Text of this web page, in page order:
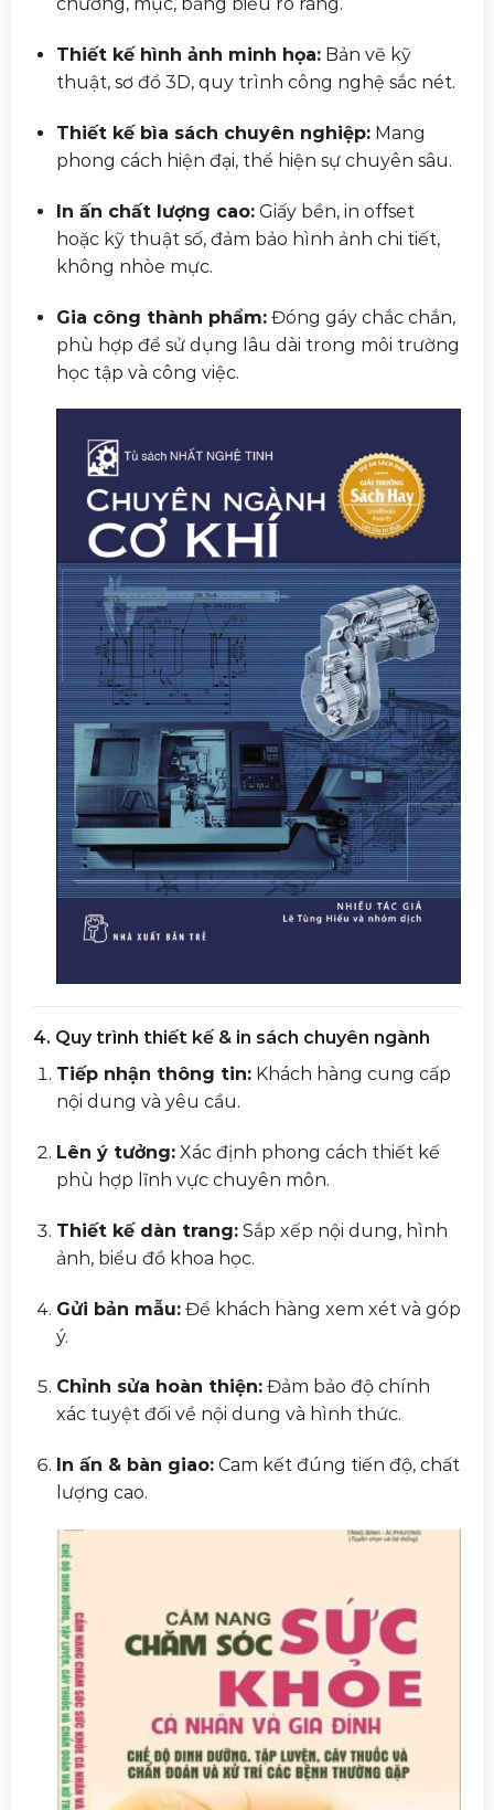
chương, mục, bảng biểu rõ ràng.
Thiết kế hình ảnh minh họa:Bản vẽ kỹ
thuật, sơ đồ 3D, quy trình công nghệ sắc nét.
Thiết kế bìa sách chuyên nghiệp:Mang
phong cách hiện đại, thể hiện sự chuyên sâu.
In ấn chất lượng cao:Giấy bền, in offset
hoặc kỹ thuật số, đảm bảo hình ảnh chi tiết,
không nhòe mực.
Gia công thành phẩm:Đóng gáy chắc chắn,
phù hợp để sử dụng lâu dài trong môi trường
học tập và công việc.
4. Quy trình thiết kế & in sách chuyên ngành
Tiếp nhận thông tin:Khách hàng cung cấp
nội dung và yêu cầu.
Lên ý tưởng:Xác định phong cách thiết kế
phù hợp lĩnh vực chuyên môn.
Thiết kế dàn trang:Sắp xếp nội dung, hình
ảnh, biểu đồ khoa học.
Gửi bản mẫu:Để khách hàng xem xét và góp
ý.
Chỉnh sửa hoàn thiện:Đảm bảo độ chính
xác tuyệt đối về nội dung và hình thức.
In ấn & bàn giao:Cam kết đúng tiến độ, chất
lượng cao.